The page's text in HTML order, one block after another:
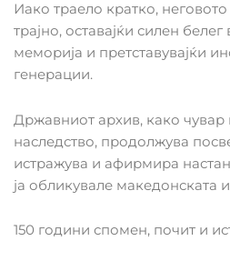
Иако траело кратко,
трајно, оставајќи силен
меморија и претставувајќи
генерации.
Државниот архив, како чувар
наследство, продолжува
истражува и афирмира
ја обликувале македонската
150 години спомен, почит и